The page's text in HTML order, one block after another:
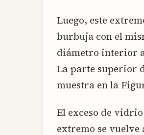
Luego, este
burbuja con el
diámetro interior
La parte superior
muestra en la
El exceso de
extremo se